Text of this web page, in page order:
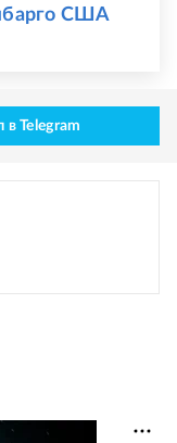
США
Telegram